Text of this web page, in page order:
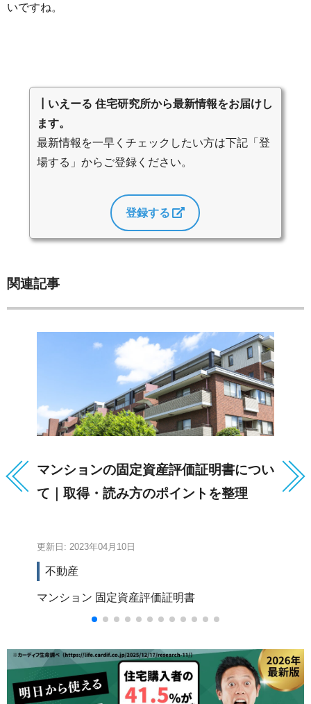
いですね。
┃いえーる 住宅研究所から最新情報をお届けし
ます。
最新情報を一早くチェックしたい方は下記「登
場する」からご登録ください。
登録する
関連記事
マンションの固定資産評価証明書につい
て｜取得・読み方のポイントを整理
更新日: 2023年04月10日
不動産
マンション 固定資産評価証明書
工